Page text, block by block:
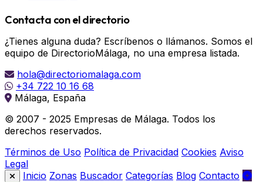
Contacta con el directorio
¿Tienes alguna duda? Escríbenos o llámanos. Somos el
equipo de DirectorioMálaga, no una empresa listada.
hola@directoriomalaga.com
+34 722 10 16 68
Málaga, España
© 2007 - 2025 Empresas de Málaga. Todos los
derechos reservados.
Términos de Uso Política de Privacidad Cookies Aviso
Legal
Inicio Zonas Buscador Categorías Blog Contacto